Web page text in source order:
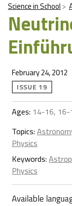
Science in School
February 24, 2012
ISSUE 19
Ages: 14-16, 16-
Topics:
Physics
Keywords:
Physics
Available